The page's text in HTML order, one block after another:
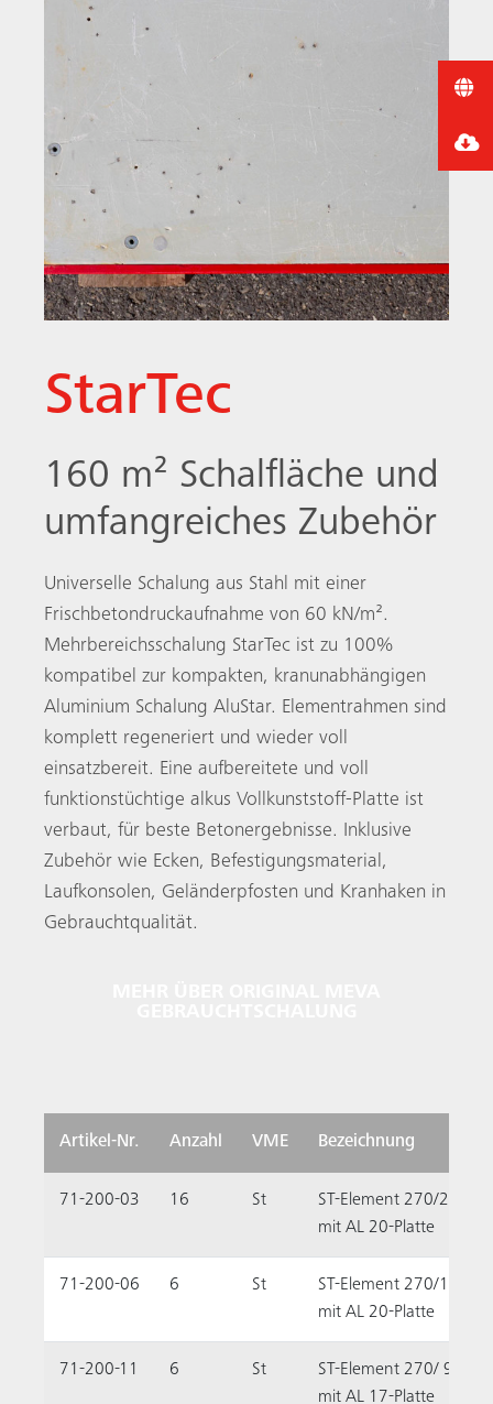
StarTec
160 m² Schalfläche und
umfangreiches Zubehör
Universelle Schalung aus Stahl mit einer
Frischbetondruckaufnahme von 60 kN/m².
Mehrbereichsschalung StarTec ist zu 100%
kompatibel zur kompakten, kranunabhängigen
Aluminium Schalung AluStar. Elementrahmen sind
komplett regeneriert und wieder voll
einsatzbereit. Eine aufbereitete und voll
funktionstüchtige alkus Vollkunststoff-Platte ist
verbaut, für beste Betonergebnisse. Inklusive
Zubehör wie Ecken, Befestigungsmaterial,
Laufkonsolen, Geländerpfosten und Kranhaken in
Gebrauchtqualität.
Artikel-Nr. Anzahl VME Bezeichnung
71-200-03 16 St
ST-Element 270/240
mit AL 20-Platte
71-200-06 6 St
ST-Element 270/135
mit AL 20-Platte
71-200-11 6 St
ST-Element 270/ 90
mit AL 17-Platte